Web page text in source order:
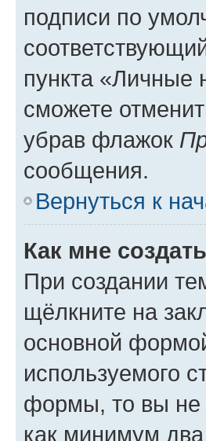
подписи по
пункта «Личные
сможете
убрав флажок
сообщения.
Вернуться к
Как мне
При создании
щёлкните на
основной
используемого
формы, то вы не
как минимум